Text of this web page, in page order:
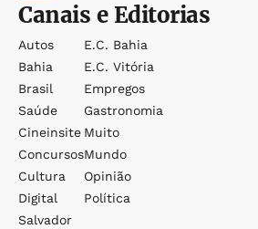
Canais e Editorias
Autos
Bahia
Brasil
Saúde
Cineinsite
Concursos
Cultura
Digital
Salvador
E.c. Bahia
E.c. Vitória
Empregos
Gastronomia
Muito
Mundo
Opinião
Política